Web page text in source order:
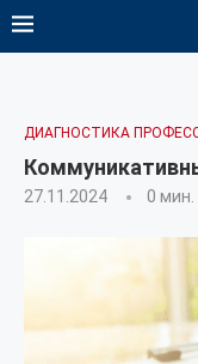
ДИАГНОСТИКА
27.11.2024 0 мин.